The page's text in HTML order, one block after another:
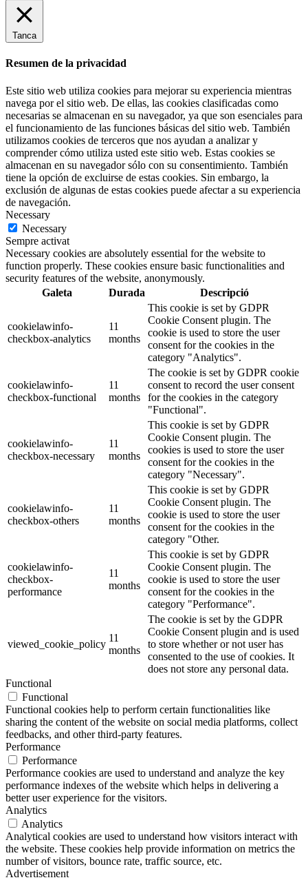
Tanca
Resumen de la privacidad
Este sitio web utiliza cookies para mejorar su experiencia mientras
navega por el sitio web. De ellas, las cookies clasificadas como
necesarias se almacenan en su navegador, ya que son esenciales para
el funcionamiento de las funciones básicas del sitio web. También
utilizamos cookies de terceros que nos ayudan a analizar y
comprender cómo utiliza usted este sitio web. Estas cookies se
almacenan en su navegador sólo con su consentimiento. También
tiene la opción de excluirse de estas cookies. Sin embargo, la
exclusión de algunas de estas cookies puede afectar a su experiencia
de navegación.
Necessary
Necessary
Sempre activat
Necessary cookies are absolutely essential for the website to
function properly. These cookies ensure basic functionalities and
security features of the website, anonymously.
Galeta
Durada Descripció
cookielawinfo-
checkbox-analytics
11
months
This cookie is set by GDPR
Cookie Consent plugin. The
cookie is used to store the user
consent for the cookies in the
category "Analytics".
cookielawinfo-
checkbox-functional
11
months
The cookie is set by GDPR cookie
consent to record the user consent
for the cookies in the category
"Functional".
cookielawinfo-
checkbox-necessary
11
months
This cookie is set by GDPR
Cookie Consent plugin. The
cookies is used to store the user
consent for the cookies in the
category "Necessary".
cookielawinfo-
checkbox-others
11
months
This cookie is set by GDPR
Cookie Consent plugin. The
cookie is used to store the user
consent for the cookies in the
category "Other.
cookielawinfo-
checkbox-
performance
11
months
This cookie is set by GDPR
Cookie Consent plugin. The
cookie is used to store the user
consent for the cookies in the
category "Performance".
viewed_cookie_policy
11
months
The cookie is set by the GDPR
Cookie Consent plugin and is used
to store whether or not user has
consented to the use of cookies. It
does not store any personal data.
Functional
Functional
Functional cookies help to perform certain functionalities like
sharing the content of the website on social media platforms, collect
feedbacks, and other third-party features.
Performance
Performance
Performance cookies are used to understand and analyze the key
performance indexes of the website which helps in delivering a
better user experience for the visitors.
Analytics
Analytics
Analytical cookies are used to understand how visitors interact with
the website. These cookies help provide information on metrics the
number of visitors, bounce rate, traffic source, etc.
Advertisement